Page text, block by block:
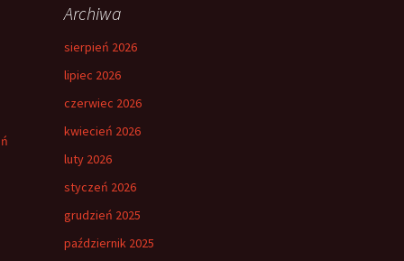
Archiwa
sierpień 2026
lipiec 2026
czerwiec 2026
kwiecień 2026
luty 2026
styczeń 2026
grudzień 2025
październik 2025